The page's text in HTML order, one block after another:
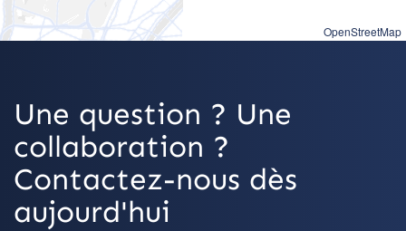
OpenStreetMap
Une question ? Une
collaboration ?
Contactez-nous dès
aujourd'hui